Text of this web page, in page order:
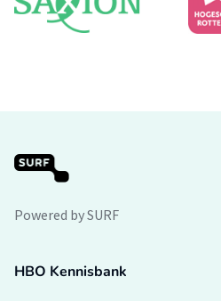
Powered by SURF
HBO Kennisbank